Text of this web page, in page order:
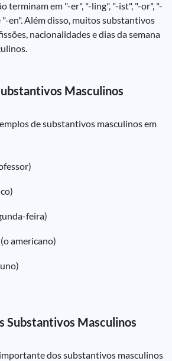
terminam em "-er", "-ling", "-ist", "-or", "-
"-en". Além disso, muitos substantivos
nacionalidades e dias da semana
Masculinos
de substantivos masculinos em
feira)
americano)
Substantivos Masculinos
dos substantivos masculinos